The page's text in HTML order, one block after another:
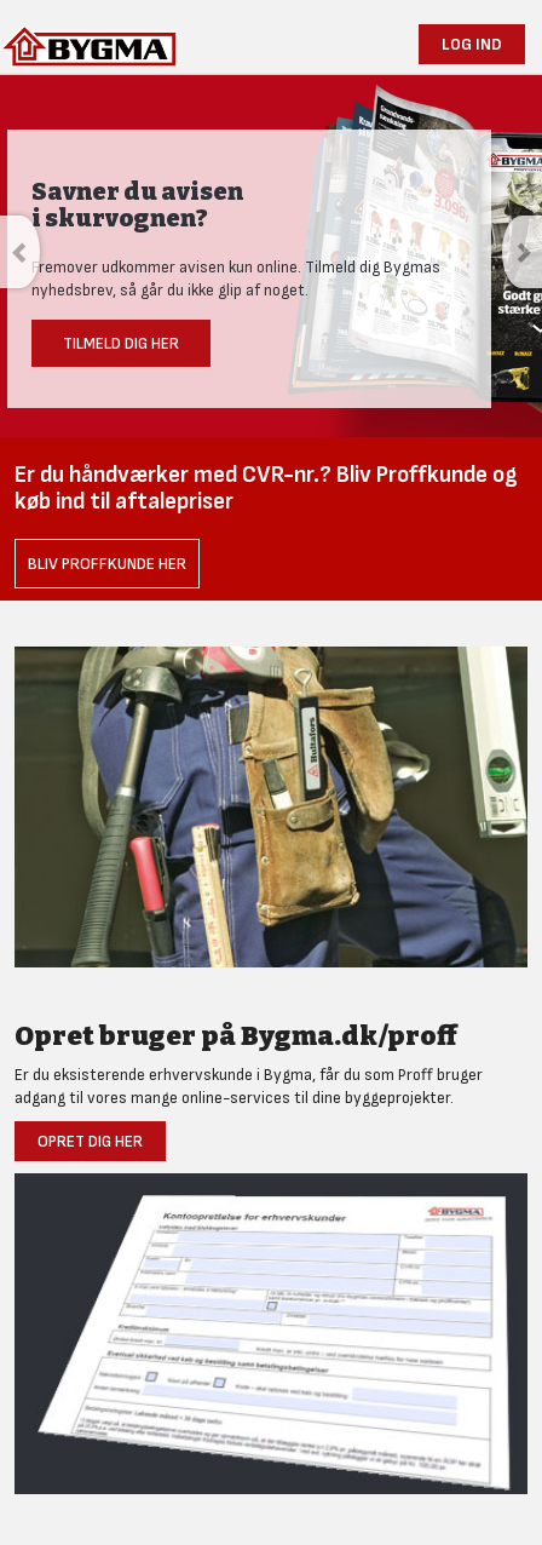
LOG IND
Savner du avisen
i skurvognen?
Fremover udkommer avisen kun online. Tilmeld dig Bygmas
nyhedsbrev, så går du ikke glip af noget.
TILMELD DIG HER
Er du håndværker med CVR-nr.? Bliv Proffkunde og
køb ind til aftalepriser
BLIV PROFFKUNDE HER
Opret bruger på Bygma.dk/proff
Er du eksisterende erhvervskunde i Bygma, får du som Proff bruger
adgang til vores mange online-services til dine byggeprojekter.
OPRET DIG HER